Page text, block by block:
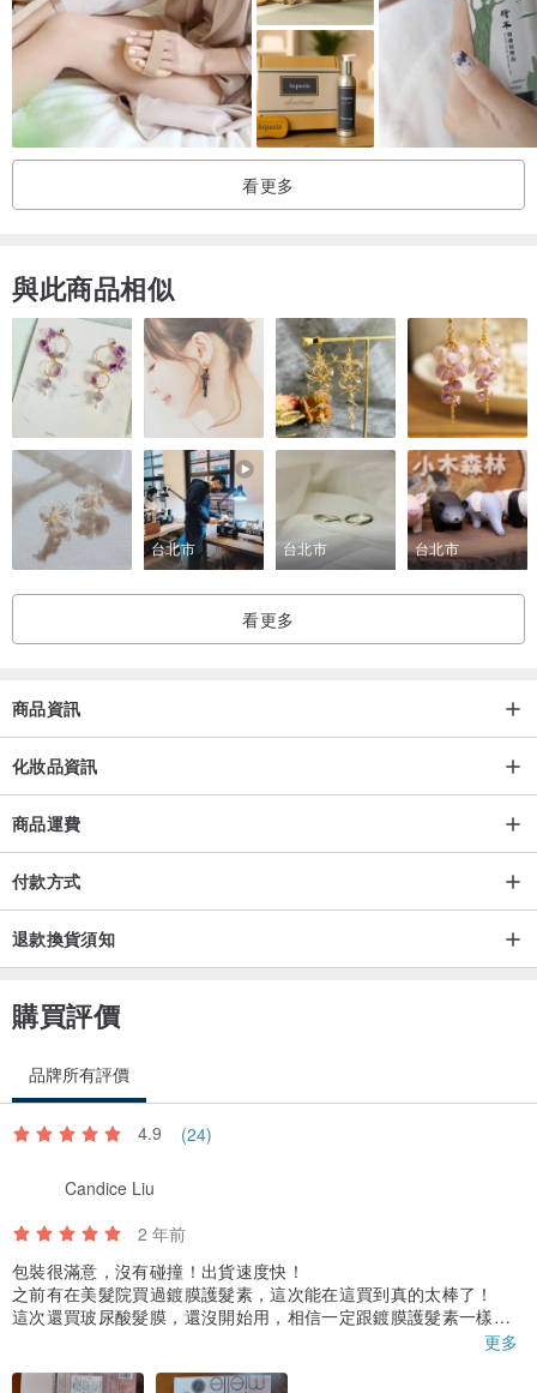
看更多
與此商品相似
台北市 台北市 台北市
看更多
商品資訊
化妝品資訊
商品運費
付款方式
退款換貨須知
購買評價
品牌所有評價
4.9 (24)
Candice Liu
2 年前
包裝很滿意，沒有碰撞！出貨速度快！
之前有在美髮院買過鍍膜護髮素，這次能在這買到真的太棒了！
這次還買玻尿酸髮膜，還沒開始用，相信一定跟鍍膜護髮素一樣好
更多